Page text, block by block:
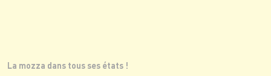
La mozza dans tous ses états !